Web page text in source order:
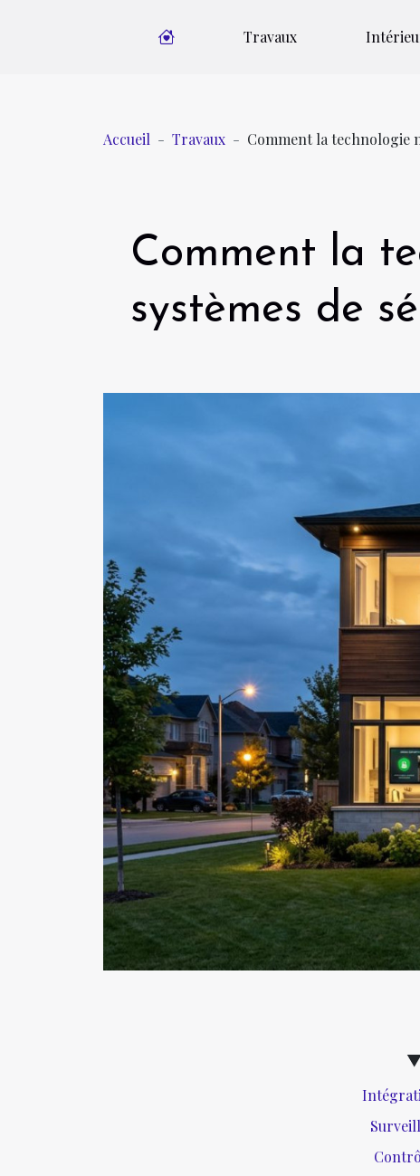
Travaux
Accueil Travaux Comment la technologie
Comment la
systèmes de